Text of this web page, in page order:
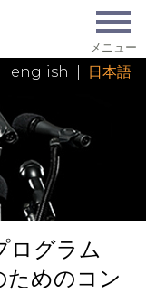
メニュー
english 日本語
ログラム
ためのコン